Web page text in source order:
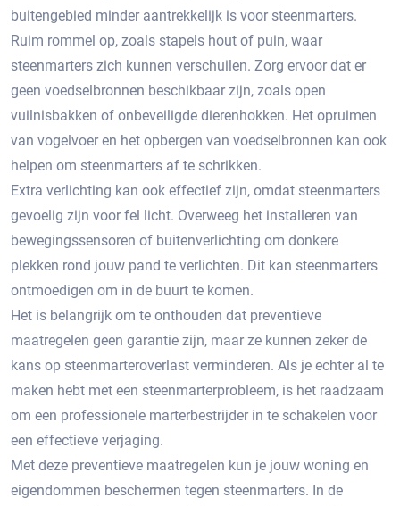
buitengebied minder aantrekkelijk is voor steenmarters.​
Ruim rommel op, zoals stapels hout of puin, waar
steenmarters zich kunnen verschuilen. Zorg ervoor dat er
geen voedselbronnen beschikbaar zijn, zoals open
vuilnisbakken of onbeveiligde dierenhokken. Het opruimen
van vogelvoer en het opbergen van voedselbronnen kan ook
helpen om steenmarters af te schrikken.​
Extra verlichting kan ook effectief zijn, omdat steenmarters
gevoelig zijn voor fel licht.​ Overweeg het installeren van
bewegingssensoren of buitenverlichting om donkere
plekken rond jouw pand te verlichten. Dit kan steenmarters
ontmoedigen om in de buurt te komen.
Het is belangrijk om te onthouden dat preventieve
maatregelen geen garantie zijn, maar ze kunnen zeker de
kans op steenmarteroverlast verminderen.​ Als je echter al te
maken hebt met een steenmarterprobleem, is het raadzaam
om een professionele marterbestrijder in te schakelen voor
een effectieve verjaging.
Met deze preventieve maatregelen kun je jouw woning en
eigendommen beschermen tegen steenmarters. In de